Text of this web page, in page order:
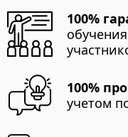
100%
100%
учетом